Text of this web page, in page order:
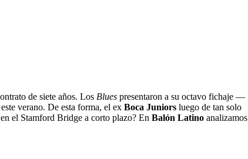
de siete años. Los Blues presentaron a su octavo fichaje —
verano. De esta forma, el ex Boca Juniors luego de tan solo
el Stamford Bridge a corto plazo? En Balón Latino analizamos